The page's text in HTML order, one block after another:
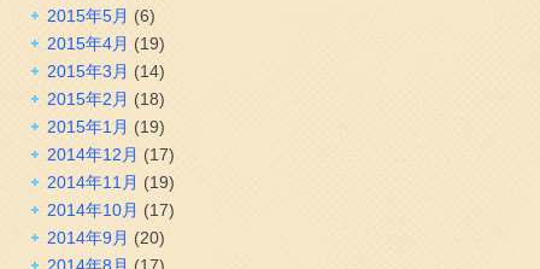
2015年5月 (6)
2015年4月 (19)
2015年3月 (14)
2015年2月 (18)
2015年1月 (19)
2014年12月 (17)
2014年11月 (19)
2014年10月 (17)
2014年9月 (20)
2014年8月 (17)